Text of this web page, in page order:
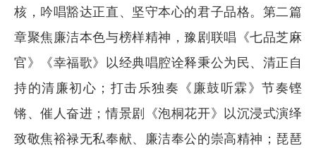
核，吟唱豁达正直、坚守本心的君子品格。第二篇
章聚焦廉洁本色与榜样精神，豫剧联唱《七品芝麻
官》《幸福歌》以经典唱腔诠释秉公为民、清正自
持的清廉初心；打击乐独奏《廉鼓听霖》节奏铿
锵、催人奋进；情景剧《泡桐花开》以沉浸式演绎
致敬焦裕禄无私奉献、廉洁奉公的崇高精神；琵琶